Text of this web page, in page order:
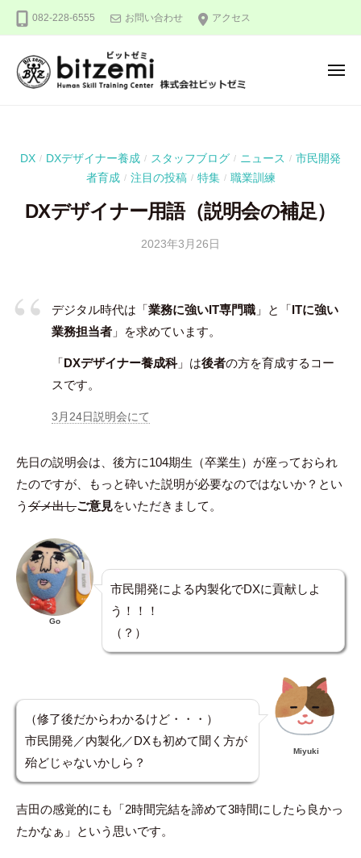
082-228-6555 お問い合わせ アクセス
ッ
を
め
メ
DX / DXデザイナー養成 / スタッフブログ / ニュース / 市民開発
者育成 / 注目の投稿 / 特集 / 職業訓練
DXデザイナー用語（説明会の補足）
2023年3月26日
田
デジタル時代は「 業務に強いIT専門職 」と「 ITに強い
業務担当者 」を求めています。
「 DXデザイナー養成科」は後者の方を育成するコー
スです。
3月24日説明会にて
先日の説明会は、後方に104期生（卒業生）が座っておられ
たのですが、もっと砕いた説明が必要なのではないか？とい
う ダメ出しご意見をいただきまして。
Go
市民開発による内製化でDXに貢献しよ
う！！！
（？）
（修了後だからわかるけど・・・）
市民開発／内製化／DXも初めて聞く方が
殆どじゃないかしら？
Miyuki
吉田の感覚的にも「2時間完結を諦めて3時間にしたら良かっ
たかなぁ」という思いです。
会
社
ビ
ミ